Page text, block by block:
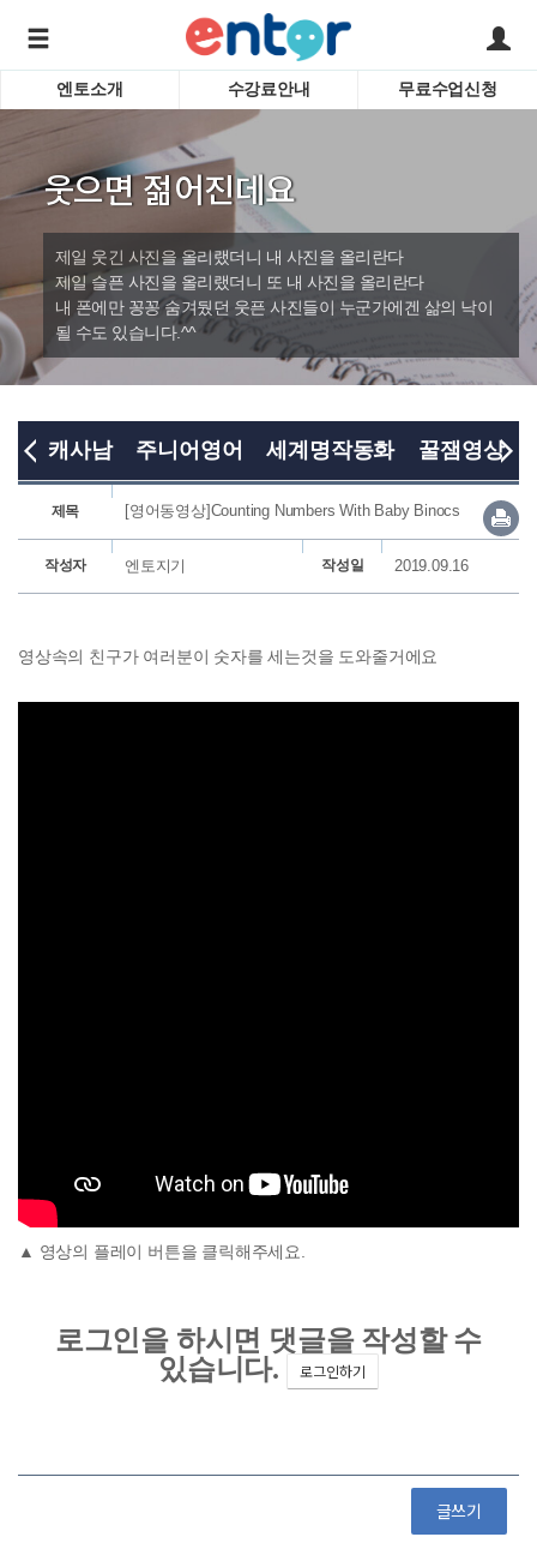
학습도우미 G1
바로가기
서비스안내
어린이
영자신
수업교
엔토소개 수강료안내 무료수업신청
웃으면 젊어진데요
제일 웃긴 사진을 올리랬더니 내 사진을 올리란다
제일 슬픈 사진을 올리랬더니 또 내 사진을 올리란다
내 폰에만 꽁꽁 숨겨뒀던 웃픈 사진들이 누군가에겐 삶의 낙이
될 수도 있습니다.^^
캐사남 주니어영어 세계명작동화 꿀잼영상
제목 [영어동영상]Counting Numbers With Baby Binocs
작성자 엔토지기 작성일 2019.09.16
영상속의 친구가 여러분이 숫자를 세는것을 도와줄거에요
▲ 영상의 플레이 버튼을 클릭해주세요.
글쓰기